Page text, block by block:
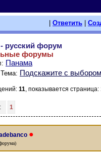
Ответить
русский форум
форумы
Панама
Тема: Подскажите с
11, показывается страница:
1
●